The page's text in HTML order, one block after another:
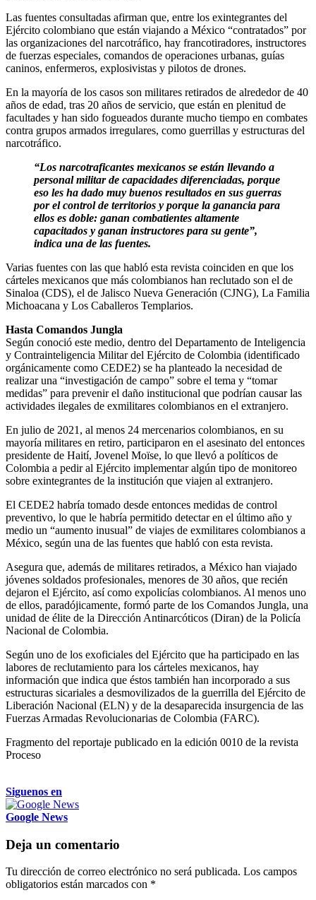
Las fuentes consultadas afirman que, entre los exintegrantes del
Ejército colombiano que están viajando a México “contratados” por
las organizaciones del narcotráfico, hay francotiradores, instructores
de fuerzas especiales, comandos de operaciones urbanas, guías
caninos, enfermeros, explosivistas y pilotos de drones.
En la mayoría de los casos son militares retirados de alrededor de 40
años de edad, tras 20 años de servicio, que están en plenitud de
facultades y han sido fogueados durante mucho tiempo en combates
contra grupos armados irregulares, como guerrillas y estructuras del
narcotráfico.
“Los narcotraficantes mexicanos se están llevando a
personal militar de capacidades diferenciadas, porque
eso les ha dado muy buenos resultados en sus guerras
por el control de territorios y porque la ganancia para
ellos es doble: ganan combatientes altamente
capacitados y ganan instructores para su gente”,
indica una de las fuentes.
Varias fuentes con las que habló esta revista coinciden en que los
cárteles mexicanos que más colombianos han reclutado son el de
Sinaloa (CDS), el de Jalisco Nueva Generación (CJNG), La Familia
Michoacana y Los Caballeros Templarios.
Hasta Comandos Jungla
Según conoció este medio, dentro del Departamento de Inteligencia
y Contrainteligencia Militar del Ejército de Colombia (identificado
orgánicamente como CEDE2) se ha planteado la necesidad de
realizar una “investigación de campo” sobre el tema y “tomar
medidas” para prevenir el daño institucional que podrían causar las
actividades ilegales de exmilitares colombianos en el extranjero.
En julio de 2021, al menos 24 mercenarios colombianos, en su
mayoría militares en retiro, participaron en el asesinato del entonces
presidente de Haití, Jovenel Moïse, lo que llevó a políticos de
Colombia a pedir al Ejército implementar algún tipo de monitoreo
sobre exintegrantes de la institución que viajen al extranjero.
El CEDE2 habría tomado desde entonces medidas de control
preventivo, lo que le habría permitido detectar en el último año y
medio un “aumento inusual” de viajes de exmilitares colombianos a
México, según una de las fuentes que habló con esta revista.
Asegura que, además de militares retirados, a México han viajado
jóvenes soldados profesionales, menores de 30 años, que recién
dejaron el Ejército, así como expolicías colombianos. Al menos uno
de ellos, paradójicamente, formó parte de los Comandos Jungla, una
unidad de élite de la Dirección Antinarcóticos (Diran) de la Policía
Nacional de Colombia.
Según uno de los exoficiales del Ejército que ha participado en las
labores de reclutamiento para los cárteles mexicanos, hay
información que indica que éstos también han incorporado a sus
estructuras sicariales a desmovilizados de la guerrilla del Ejército de
Liberación Nacional (ELN) y de la desaparecida insurgencia de las
Fuerzas Armadas Revolucionarias de Colombia (FARC).
Fragmento del reportaje publicado en la edición 0010 de la revista
Proceso
Siguenos en
Google News
Deja un comentario
Tu dirección de correo electrónico no será publicada. Los campos
obligatorios están marcados con *